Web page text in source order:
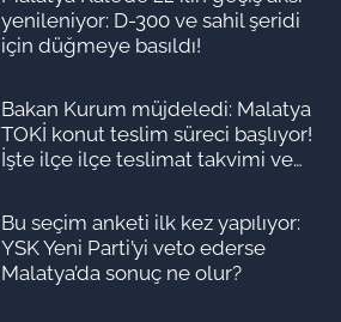
yenileniyor: D-300 ve sahil şeridi
için düğmeye basıldı!
Bakan Kurum müjdeledi: Malatya
TOKİ konut teslim süreci başlıyor!
İşte ilçe ilçe teslimat takvimi ve
Bu seçim anketi ilk kez yapılıyor:
YSK Yeni Parti’yi veto ederse
Malatya’da sonuç ne olur?